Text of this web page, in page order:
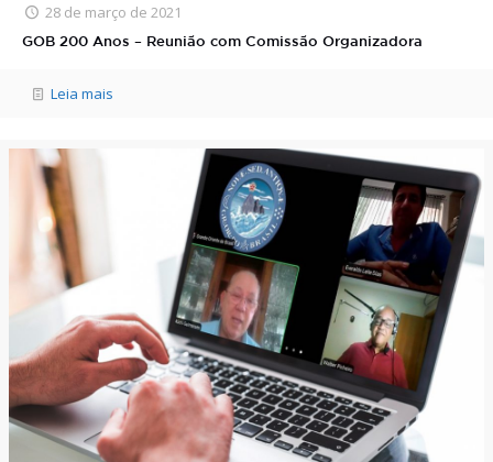
28 de março de 2021
GOB 200 Anos – Reunião com Comissão Organizadora
Leia mais